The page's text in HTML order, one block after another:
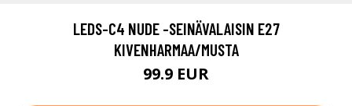
LEDS-C4 NUDE -SEINÄVALAISIN E27
KIVENHARMAA/MUSTA
99.9 EUR